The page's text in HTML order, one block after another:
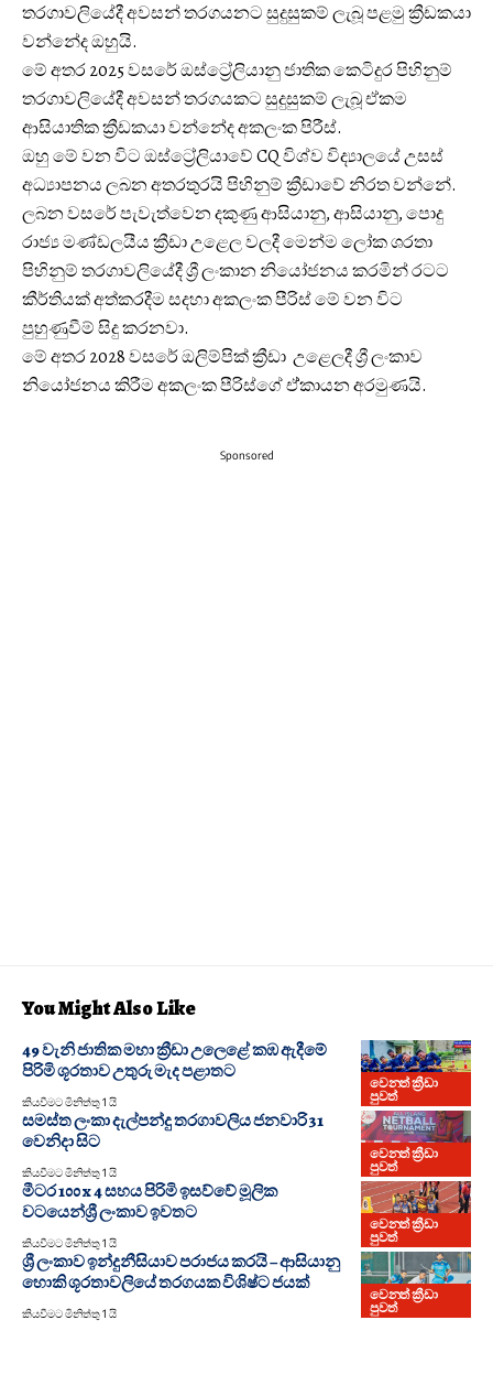
තරගාවලියේදී අවසන් තරගයනට සුදුසුකම් ලැබූ පළමු ක්‍රීඩකයා
වන්නේද ඔහුයි.
මේ අතර 2025 වසරේ ඔස්ට්‍රේලියානු ජාතික කෙටිදුර පිහිනුම්
තරගාවලියේදී අවසන් තරගයකට සුදුසුකම් ලැබූ ඒකම
ආසියාතික ක්‍රීඩකයා වන්නේද අකලංක පිරීස්.
ඔහු මේ වන විට ඔස්ට්‍රේලියාවේ CQ විශ්ව විද්‍යාලයේ උසස්
අධ්‍යාපනය ලබන අතරතුරයි පිහිනුම් ක්‍රීඩාවේ නිරත වන්නේ.
ලබන වසරේ පැවැත්වෙන දකුණු ආසියානු, ආසියානු, පොදු
රාජ්‍ය මණ්ඩලයීය ක්‍රීඩා උළෙල වලදී මෙන්ම ලෝක ශරතා
පිහිනුම් තරගාවලියේදී ශ්‍රී ලංකාන නියෝජනය කරමින් රටට
කීර්තියක් අත්කරදීම සදහා අකලංක පීරිස් මේ වන විට
පුහුණුවීම් සිදු කරනවා.
මේ අතර 2028 වසරේ ඔලිම්පික් ක්‍රීඩා උළෙලදී ශ්‍රී ලංකාව
නියෝජනය කිරීම අකලංක පීරිස්ගේ ඒ්කායන අරමුණයි.
Sponsored
You Might Also Like
වෙනත් ක්‍රීඩා
පුවත්
49 වැනි ජාතික මහා ක්‍රීඩා උලෙළේ කඹ ඇදීමේ
පිරිමි ශූරතාව උතුරු මැද පළාතට
කියවීමට මිනිත්තු 1 යි
වෙනත් ක්‍රීඩා
පුවත්
සමස්ත ලංකා දැල්පන්දු තරගාවලිය ජනවාරි 31
වෙනිදා සිට
කියවීමට මිනිත්තු 1 යි
වෙනත් ක්‍රීඩා
පුවත්
මීටර 100 x 4 සහය පිරිමි ඉසව්වේ මූලික
වටයෙන්ශ්‍රී ලංකාව ඉවතට
කියවීමට මිනිත්තු 1 යි
වෙනත් ක්‍රීඩා
පුවත්
ශ්‍රී ලංකාව ඉන්දුනීසියාව පරාජය කරයි – ආසියානු
හොකි ශූරතාවලියේ තරගයක විශිෂ්ට ජයක්
කියවීමට මිනිත්තු 1 යි